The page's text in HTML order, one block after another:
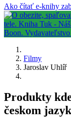
Ako čítať e-knihy
Filmy
Jaroslav Uhlíř
Produkty
českom